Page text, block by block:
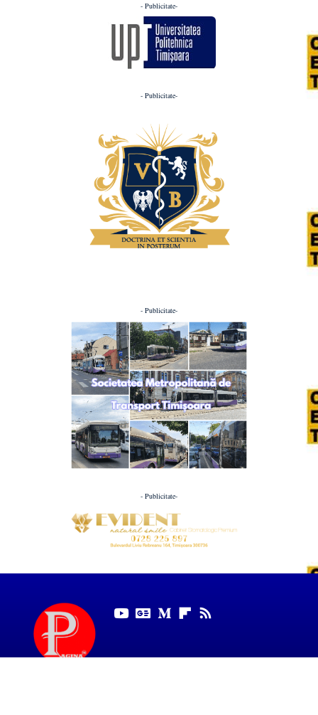
- Publicitate-
- Publicitate-
- Publicitate-
- Publicitate-